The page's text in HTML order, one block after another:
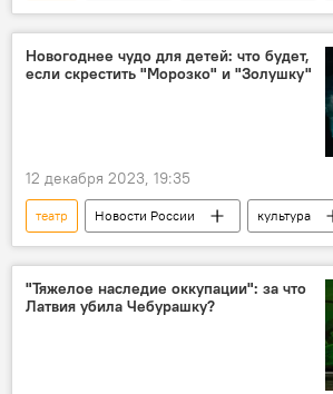
фестиваль
Новогоднее чудо для детей: что будет,
если скрестить "Морозко" и "Золушку"
12 декабря 2023, 19:35
театр Новости России
культура
дети
Новый год Россия
"Тяжелое наследие оккупации": за что
Латвия убила Чебурашку?